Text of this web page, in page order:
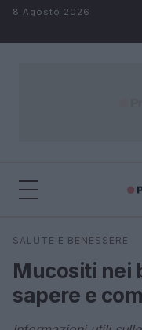
Salta al contenuto
8 Agosto 2026
Cerca
SALUTE E BENESSERE
Mucositi nei
sapere e